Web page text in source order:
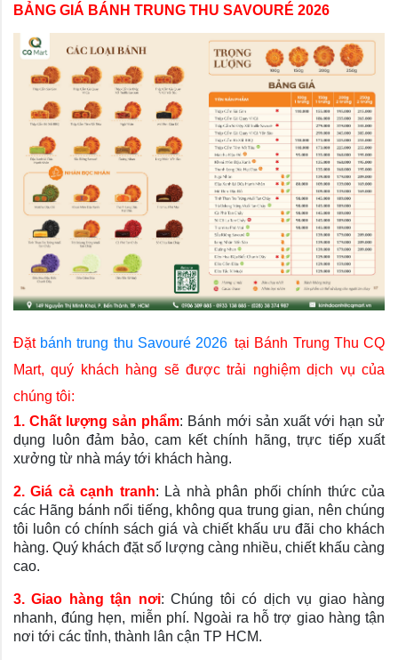
BẢNG GIÁ BÁNH TRUNG THU SAVOURÉ 2026
Đặt bánh trung thu Savouré 2026 tại Bánh Trung Thu CQ
Mart, quý khách hàng sẽ được trải nghiệm dịch vụ của
chúng tôi:
1. Chất lượng sản phẩm: Bánh mới sản xuất với hạn sử
dụng luôn đảm bảo, cam kết chính hãng, trực tiếp xuất
xưởng từ nhà máy tới khách hàng.
2. Giá cả cạnh tranh: Là nhà phân phối chính thức của
các Hãng bánh nổi tiếng, không qua trung gian, nên chúng
tôi luôn có chính sách giá và chiết khấu ưu đãi cho khách
hàng. Quý khách đặt số lượng càng nhiều, chiết khấu càng
cao.
3. Giao hàng tận nơi: Chúng tôi có dịch vụ giao hàng
nhanh, đúng hẹn, miễn phí. Ngoài ra hỗ trợ giao hàng tận
nơi tới các tỉnh, thành lân cận TP HCM.